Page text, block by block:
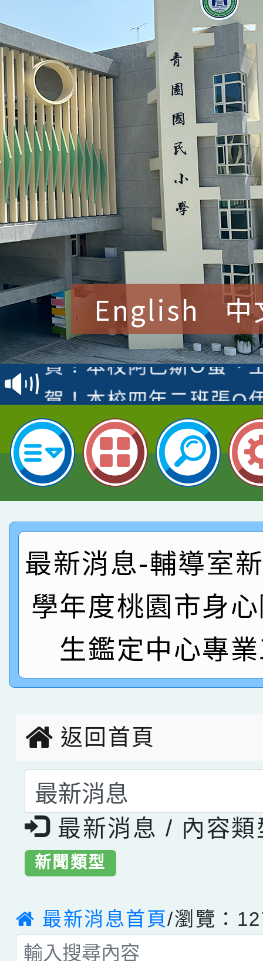
English 中
賀！本校參加桃園市中
賽 洪綺君教師榮獲社
名
賀！本校阿巴斯O蜜、
倩參加桃園市科展 國
名 指導老師王老師、
賀！本校四年二班張O
園市英語競賽國小朗讀
指導老師林老師
賀！本校參加桃園市中
賽 劉文瑛教師榮獲教
臺灣台語-第二名
賀！本校參與2026世
市賽榮獲科學小創客佳
創客第三名。
賀！本校參加桃園市中
賽 洪綺君教師榮獲社
名
賀！本校阿巴斯O蜜、
倩參加桃園市科展 國
名 指導老師王老師、
賀！本校四年二班張O
園市英語競賽國小朗讀
指導老師林老師
賀！本校參加桃園市中
賽 劉文瑛教師榮獲教
臺灣台語-第二名
賀！本校參與2026世
市賽榮獲科學小創客佳
創客第三名。
最新消息-輔導室
學年度桃園市身
生鑑定中心專
返回首頁
選擇後頁面內容會更
最新消息 / 內容類
新聞類型
最新消息首頁/瀏覽：